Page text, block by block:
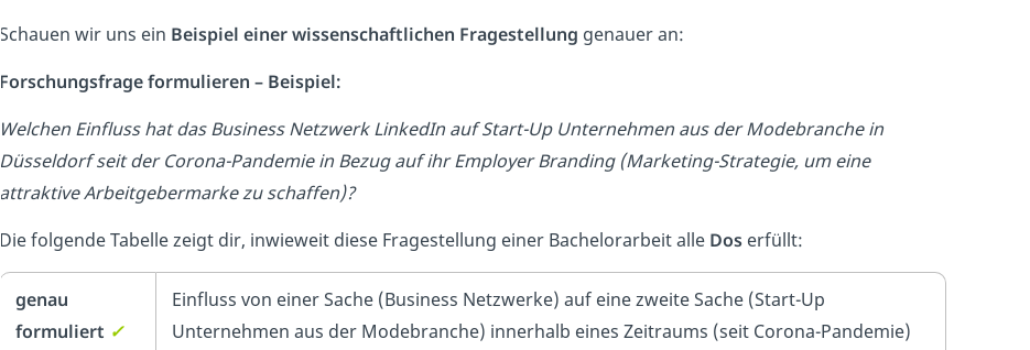
Schauen wir uns ein Beispiel einer wissenschaftlichen Fragestellung genauer an:
Forschungsfrage formulieren – Beispiel:
Welchen Einfluss hat das Business Netzwerk LinkedIn auf Start-Up Unternehmen aus der Modebranche in
Düsseldorf seit der Corona-Pandemie in Bezug auf ihr Employer Branding (Marketing-Strategie, um eine
attraktive Arbeitgebermarke zu schaffen)?
Die folgende Tabelle zeigt dir, inwieweit diese Fragestellung einer Bachelorarbeit alle Dos erfüllt:
genau
formuliert ✓
Einfluss von einer Sache (Business Netzwerke) auf eine zweite Sache (Start-Up
Unternehmen aus der Modebranche) innerhalb eines Zeitraums (seit Corona-Pandemie)